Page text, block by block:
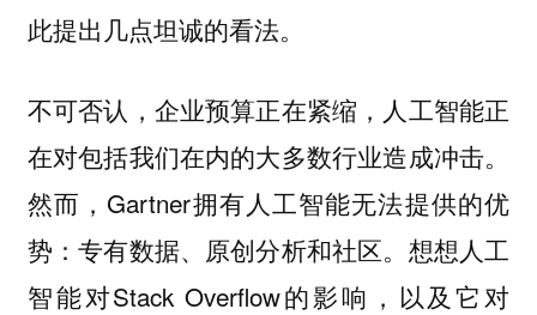
此提出几点坦诚的看法。
不可否认，企业预算正在紧缩，人工智能正
在对包括我们在内的大多数行业造成冲击。
然而，Gartner拥有人工智能无法提供的优
势：专有数据、原创分析和社区。想想人工
智能对Stack Overflow的影响，以及它对